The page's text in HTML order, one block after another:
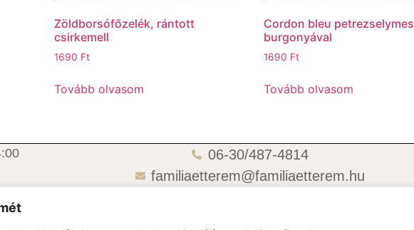
Zöldborsófőzelék, rántott
csirkemell
1690 Ft
Tovább olvasom
Cordon bleu petrezselymes
burgonyával
1690 Ft
Tovább olvasom
06-30/487-4814
familiaetterem@familiaetterem.hu